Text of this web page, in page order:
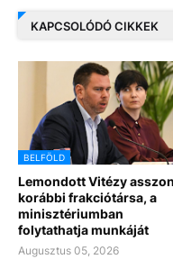
KAPCSOLÓDÓ CIKKEK
BELFÖLD
Lemondott Vitézy
korábbi frakciótársa, a
minisztériumban
folytathatja munkáját
Augusztus 05, 2026